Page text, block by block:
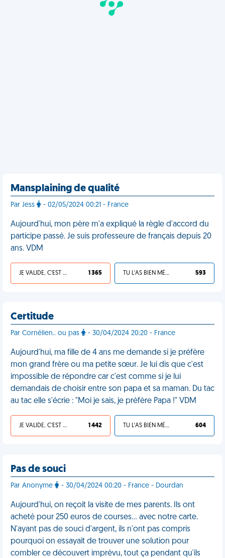
Mansplaining de qualité
Par Jess - 02/05/2024 00:21 - France
Aujourd'hui, mon père m'a expliqué la règle d'accord du
participe passé. Je suis professeure de français depuis 20
ans. VDM
JE VALIDE, C'EST UNE VDM 1 365 TU L'AS BIEN MÉRITÉ 593
Certitude
Par Cornélien.. ou pas - 30/04/2024 20:20 - France
Aujourd'hui, ma fille de 4 ans me demande si je préfère
mon grand frère ou ma petite sœur. Je lui dis que c'est
impossible de répondre car c'est comme si je lui
demandais de choisir entre son papa et sa maman. Du tac
au tac elle s'écrie : "Moi je sais, je préfère Papa !" VDM
JE VALIDE, C'EST UNE VDM 1 442 TU L'AS BIEN MÉRITÉ 604
Pas de souci
Par Anonyme - 30/04/2024 00:20 - France - Dourdan
Aujourd'hui, on reçoit la visite de mes parents. Ils ont
acheté pour 250 euros de courses… avec notre carte.
N'ayant pas de souci d'argent, ils n'ont pas compris
pourquoi on essayait de trouver une solution pour
combler ce découvert imprévu, tout ça pendant qu'ils